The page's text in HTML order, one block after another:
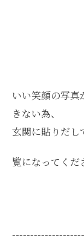
いい笑顔の写真
きない為、
玄関に貼りだし
覧になってくだ